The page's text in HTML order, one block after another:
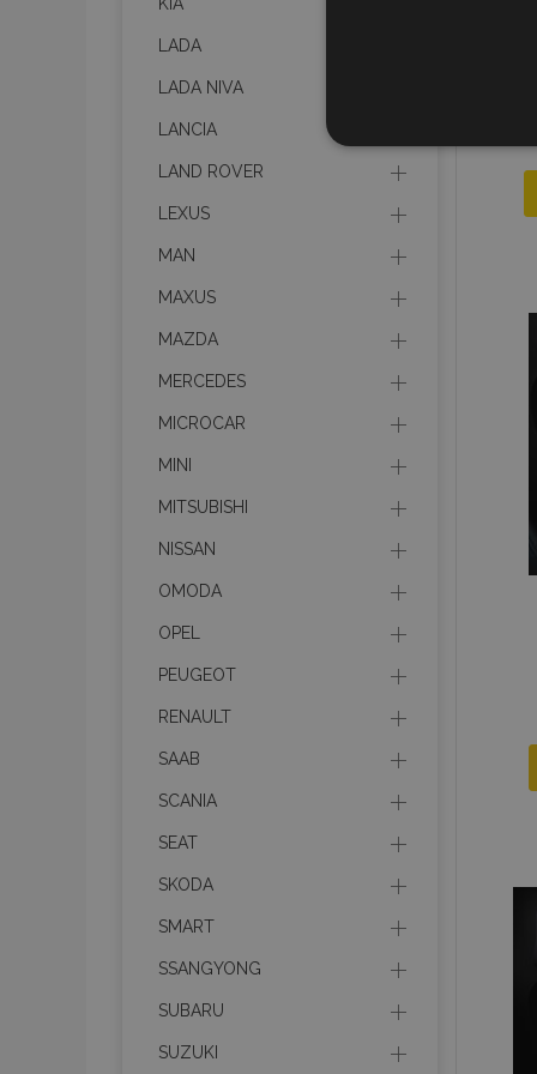
LADA
LADA NIVA
LANCIA
LAND ROVER
LEXUS
MAN
MAXUS
MAZDA
MERCEDES
MICROCAR
MINI
MITSUBISHI
NISSAN
OMODA
OPEL
PEUGEOT
RENAULT
SAAB
SCANIA
SEAT
SKODA
SMART
SSANGYONG
SUBARU
SUZUKI
Strictly necessary
properly without strictly
Naam
product_data_storage
mage-cache-sessid
recently_viewed_product